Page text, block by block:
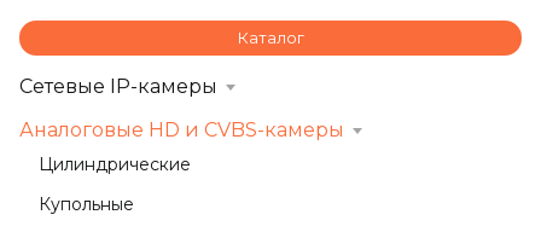
Каталог
Сетевые IP-камеры
Аналоговые HD и CVBS-камеры
Цилиндрические
Купольные